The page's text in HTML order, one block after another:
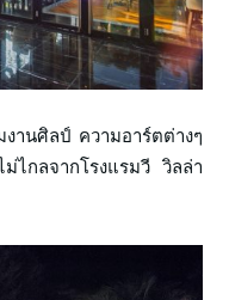
งานศิลป์ ความอาร์ตต่างๆ
กลจากโรงแรมวี วิลล่า